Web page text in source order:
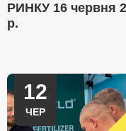
РИНКУ 16 червня
р.
12
ЧЕР